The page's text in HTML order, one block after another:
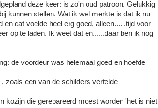
deze keer: is zo'n oud patroon. Gelukkig
kunnen stellen. Wat ik wel merkte is dat ik nu
en dat voelde heel erg goed, alleen......tijd voor
op te laden. Ik weet dat en......daar ben ik nog
de voordeur was helemaal goed en hoefde
zoals een van de schilders vertelde
kozijn die gerepareerd moest worden 'het is niet